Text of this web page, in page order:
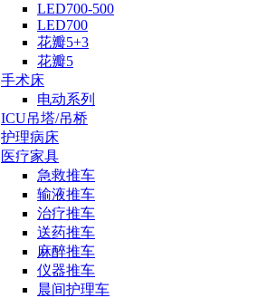
LED700-500
LED700
花瓣5+3
花瓣5
手术床
电动系列
ICU吊塔/吊桥
护理病床
医疗家具
急救推车
输液推车
治疗推车
送药推车
麻醉推车
仪器推车
晨间护理车